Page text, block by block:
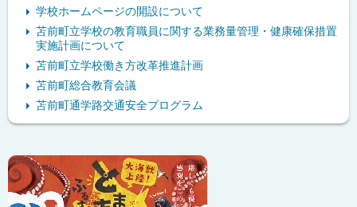
学校ホームページの開設について
苫前町立学校の教育職員に関する業務量管理・健康確保措置
実施計画について
苫前町立学校働き方改革推進計画
苫前町総合教育会議
苫前町通学路交通安全プログラム
ッ
ク